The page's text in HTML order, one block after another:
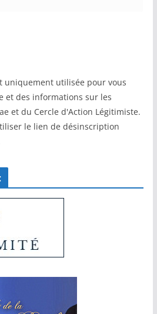
uniquement utilisée pour vous
et des informations sur les
et du Cercle d'Action Légitimiste.
le lien de désinscription